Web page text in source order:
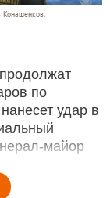
по
удар в
майор